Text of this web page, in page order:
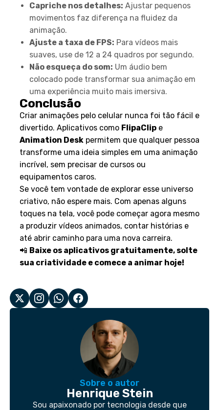
Capriche nos detalhes: Ajustar pequenos
movimentos faz diferença na fluidez da
animação.
Ajuste a taxa de FPS: Para vídeos mais
suaves, use de 12 a 24 quadros por segundo.
Não esqueça do som: Um áudio bem
colocado pode transformar sua animação em
uma experiência muito mais imersiva.
Conclusão
Criar animações pelo celular nunca foi tão fácil e
divertido. Aplicativos como FlipaClip e
Animation Desk permitem que qualquer pessoa
transforme uma ideia simples em uma animação
incrível, sem precisar de cursos ou
equipamentos caros.
Se você tem vontade de explorar esse universo
criativo, não espere mais. Com apenas alguns
toques na tela, você pode começar agora mesmo
a produzir vídeos animados, contar histórias e
até abrir caminho para uma nova carreira.
📲 Baixe os aplicativos gratuitamente, solte
sua criatividade e comece a animar hoje!
Sobre o autor
Henrique Stein
Sou apaixonado por tecnologia desde que